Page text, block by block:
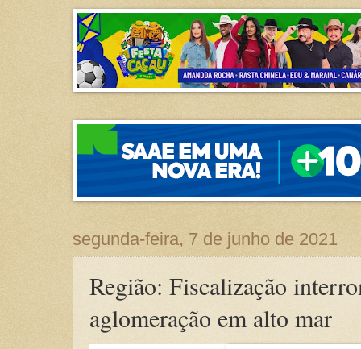
segunda-feira, 7 de junho de 2021
Região: Fiscalização
aglomeração em alto mar